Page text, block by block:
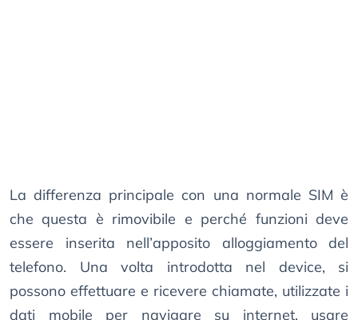
La differenza principale con una normale SIM è
che questa è rimovibile e perché funzioni deve
essere inserita nell’apposito alloggiamento del
telefono. Una volta introdotta nel device, si
possono effettuare e ricevere chiamate, utilizzate i
dati mobile per navigare su internet, usare